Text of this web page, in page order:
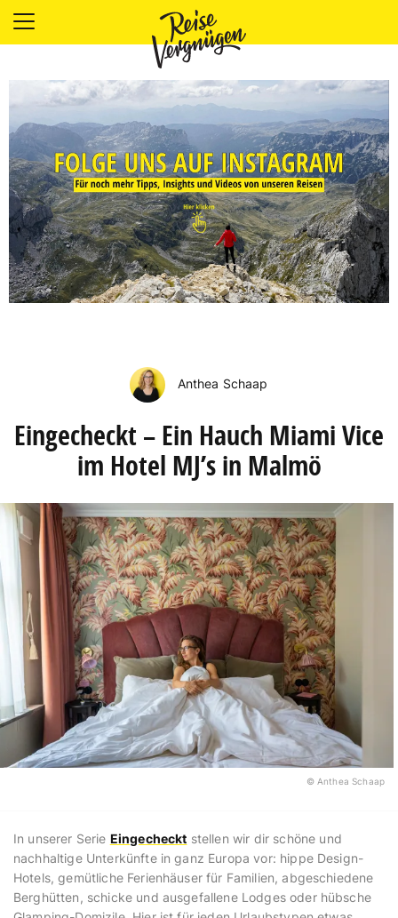
LÄNDER
UNTERKÜNFTE
FOOD
PLANUNG
OUTDOOR
Anthea Schaap
Eingecheckt – Ein Hauch Miami Vice
im Hotel MJ’s in Malmö
© Anthea Schaap
In unserer Serie Eingecheckt stellen wir dir schöne und
nachhaltige Unterkünfte in ganz Europa vor: hippe Design-
Hotels, gemütliche Ferienhäuser für Familien, abgeschiedene
Berghütten, schicke und ausgefallene Lodges oder hübsche